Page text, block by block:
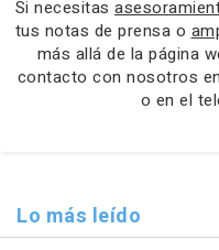
Si necesitas
tus notas de prensa o
más allá de la página
contacto con nosotros en
o en el
Lo más leído